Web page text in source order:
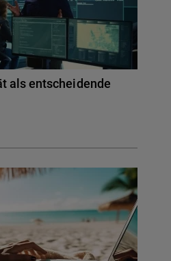
als entscheidende